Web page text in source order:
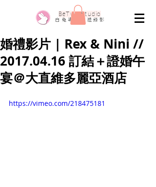
​BeTwo Studio
​白 兔 專 業 婚 禮 錄 影
婚禮影片 | Rex & Nini //
2017.04.16 訂結＋證婚午
宴＠大直維多麗亞酒店
https://vimeo.com/218475181